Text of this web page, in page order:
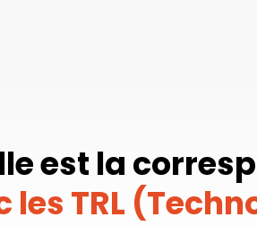
est la
les TRL